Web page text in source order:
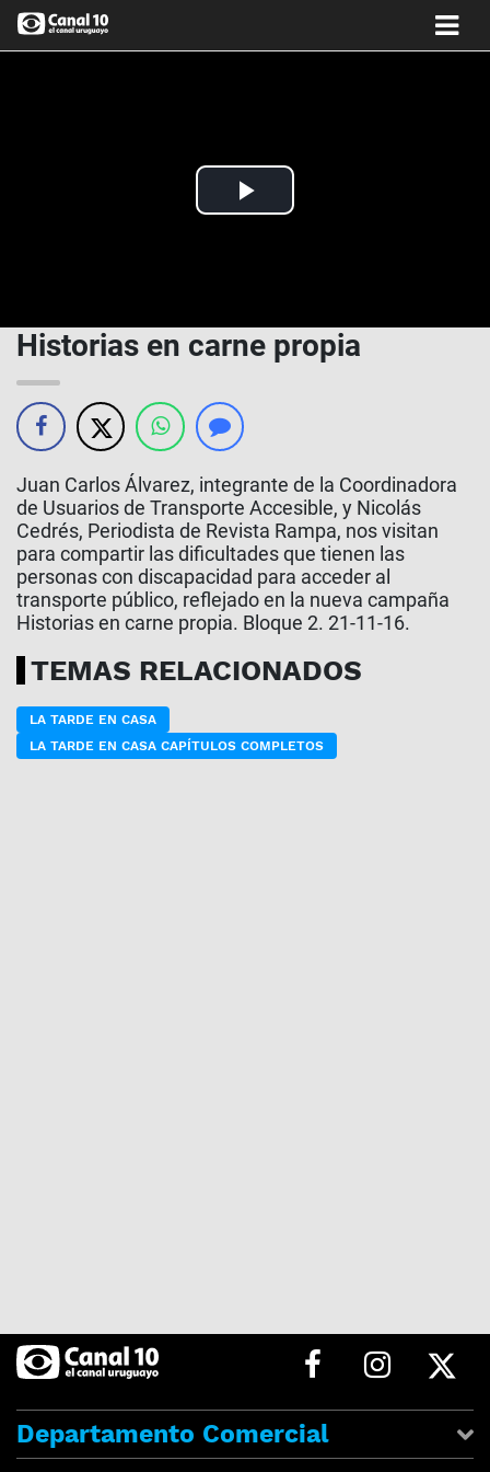
Play
Historias en carne propia
Juan Carlos Álvarez, integrante de la Coordinadora
de Usuarios de Transporte Accesible, y Nicolás
Cedrés, Periodista de Revista Rampa, nos visitan
para compartir las dificultades que tienen las
personas con discapacidad para acceder al
transporte público, reflejado en la nueva campaña
Historias en carne propia. Bloque 2. 21-11-16.
TEMAS RELACIONADOS
LA TARDE EN CASA
LA TARDE EN CASA CAPÍTULOS COMPLETOS
Departamento Comercial